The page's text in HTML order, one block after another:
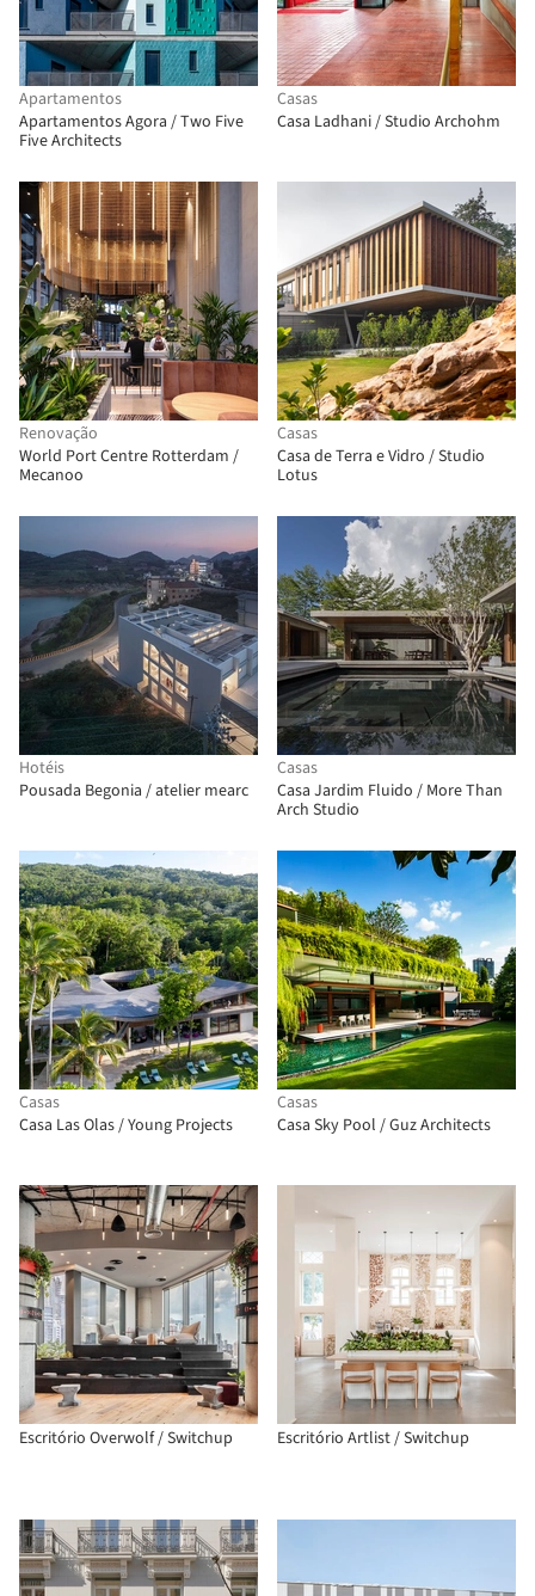
Apartamentos
Apartamentos Agora / Two Five
Five Architects
Casas
Casa Ladhani / Studio Archohm
Renovação
World Port Centre Rotterdam /
Mecanoo
Casas
Casa de Terra e Vidro / Studio
Lotus
Hotéis
Pousada Begonia / atelier mearc
Casas
Casa Jardim Fluido / More Than
Arch Studio
Casas
Casa Las Olas / Young Projects
Casas
Casa Sky Pool / Guz Architects
Escritório Overwolf / Switchup Escritório Artlist / Switchup